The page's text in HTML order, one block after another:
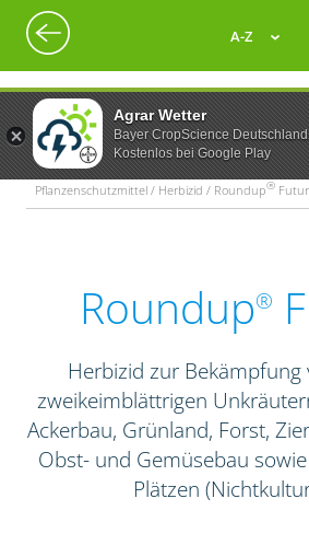
Agrar Wetter
Bayer CropScience
Kostenlos bei Google Play
A-Z
Pflanzenschutzmittel / Herbizid / Roundup®
Roundup®
Herbizid zur
zweikeimblättrigen
Ackerbau, Grünland, Forst,
Obst- und Gemüsebau
Plätzen